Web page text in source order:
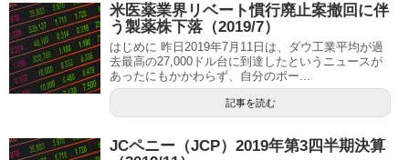
米医薬業界リベート慣行廃止案撤回に伴
う製薬株下落（2019/7）
はじめに 昨日2019年7月11日は、ダウ工業平均が過
去最高の27,000ドル台に到達したというニュースが
あったにもかかわらず、自分のポー...
記事を読む
JCペニー（JCP）2019年第3四半期決算